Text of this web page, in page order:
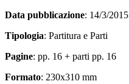
Data pubblicazione: 14/3/2015
Tipologia: Partitura e Parti
Pagine: pp. 16 + parti pp. 16
Formato: 230x310 mm